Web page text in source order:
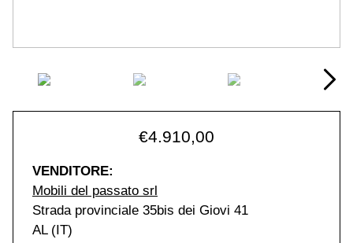
€4.910,00
VENDITORE:
Mobili del passato srl
Strada provinciale 35bis dei Giovi 41
AL (IT)